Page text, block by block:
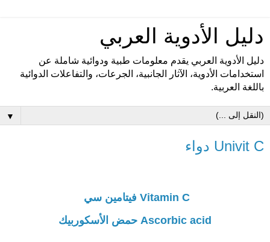
دليل الأدوية العربي
دليل الأدوية العربي يقدم معلومات طبية ودوائية شاملة عن
استخدامات الأدوية، الآثار الجانبية، الجرعات، والتفاعلات الدوائية
باللغة العربية.
▼
Univit C دواء
Vitamin C فيتامين سي
Ascorbic acid حمض الأسكوربيك